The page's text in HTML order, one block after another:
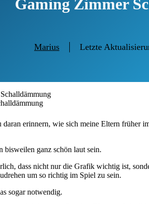
Gaming Zimmer
Marius Letzte
daran erinnern, wie sich meine Eltern früher
bisweilen ganz schön laut sein.
dass nicht nur die Grafik wichtig ist,
um so richtig im Spiel zu sein.
sogar notwendig.